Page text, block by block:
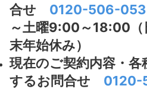
合せ 0120-506-053
～土曜9:00～18:00（
末年始休み）
現在のご契約内容・各
するお問合せ